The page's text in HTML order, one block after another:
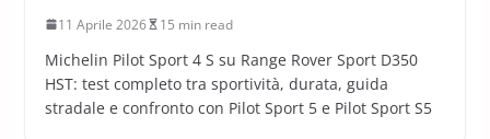
11 Aprile 2026 15 min read
Michelin Pilot Sport 4 S su Range Rover Sport D350
HST: test completo tra sportività, durata, guida
stradale e confronto con Pilot Sport 5 e Pilot Sport S5